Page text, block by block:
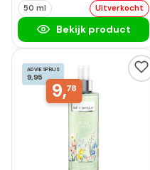
50 ml Uitverkocht
Bekijk product
ADVIESPRIJS
9,95
9,78